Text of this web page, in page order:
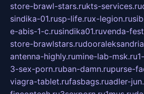
store-brawl-stars.rukts-services.ru
sindika-01.rusp-life.rux-legion.ru
e-abis-1-c.rusindika01.ruvenda-
store-brawlstars.ru
antenna-highly.rumine-lab-msk.ru
3-sex-porn.ruban-damn.rupurse-
viagra-tablet.rufasbags.ruadler-